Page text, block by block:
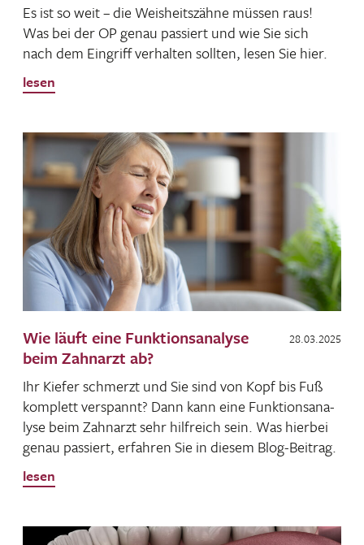
Es ist so weit – die Weis­heits­zähne müssen raus!
Was bei der OP genau passiert und wie Sie sich
nach dem Eingriff verhalten sollten, lesen Sie hier.
lesen
28.03.2025
Wie läuft eine Funktionsanalyse
beim Zahnarzt ab?
Ihr Kiefer schmerzt und Sie sind von Kopf bis Fuß
komplett verspannt? Dann kann eine Funk­ti­ons­ana­
lyse beim Zahn­arzt sehr hilf­reich sein. Was hierbei
genau passiert, erfahren Sie in diesem Blog-Beitrag.
lesen